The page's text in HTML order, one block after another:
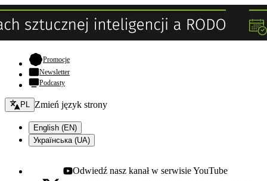
Promocje- otwiera się w nowej karcie
Newsletter
Podcasty
Zmień język - bieżący:
PL Zmień język strony
English (EN)
Українська (UA)
Youtube - otwiera się w nowej karcie
Odwiedź nasz kanał w serwisie YouTube